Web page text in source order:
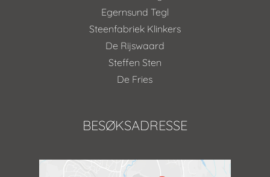
Egernsund Tegl
Steenfabriek Klinkers
De Rijswaard
Steffen Sten
De Fries
BESØKSADRESSE